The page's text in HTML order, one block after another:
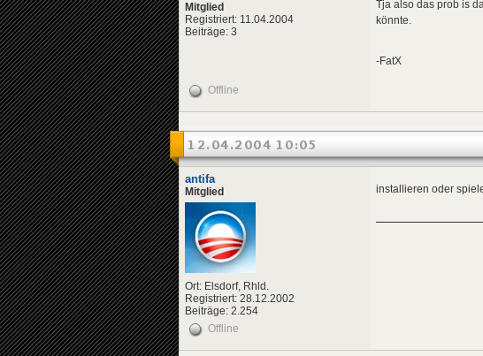
Mitglied
Registriert: 11.04.2004
Beiträge: 3
Tja also das prob is
könnte.
-FatX
Offline
12.04.2004 10:05
antifa
Mitglied
Ort: Elsdorf, Rhld.
Registriert: 28.12.2002
Beiträge: 2.254
installieren oder
Offline